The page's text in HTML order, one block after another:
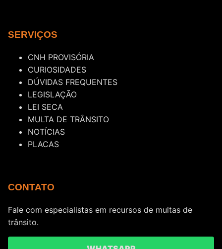
SERVIÇOS
CNH PROVISÓRIA
CURIOSIDADES
DÚVIDAS FREQUENTES
LEGISLAÇÃO
LEI SECA
MULTA DE TRÂNSITO
NOTÍCIAS
PLACAS
CONTATO
Fale com especialistas em recursos de multas de
trânsito.